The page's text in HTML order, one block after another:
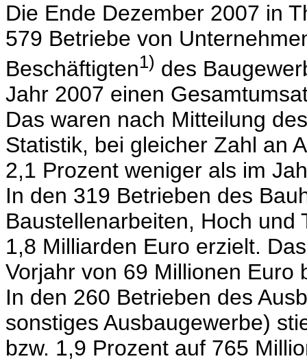
Die Ende Dezember 2007 in
579 Betriebe von
Beschäftigten1) des
Jahr 2007 einen
Das waren nach Mitteilung
Statistik, bei gleicher Zahl an
2,1 Prozent weniger als im
In den 319 Betrieben des
Baustellenarbeiten, Hoch
1,8 Milliarden Euro erzielt.
Vorjahr von 69 Millionen Euro
In den 260 Betrieben des
sonstiges Ausbaugewerbe)
bzw. 1,9 Prozent auf 765